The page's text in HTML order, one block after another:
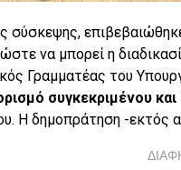
σύσκεψης,
να μπορεί η
Γραμματέας του
συγκεκριμένου
Η δημοπράτηση -εκτός